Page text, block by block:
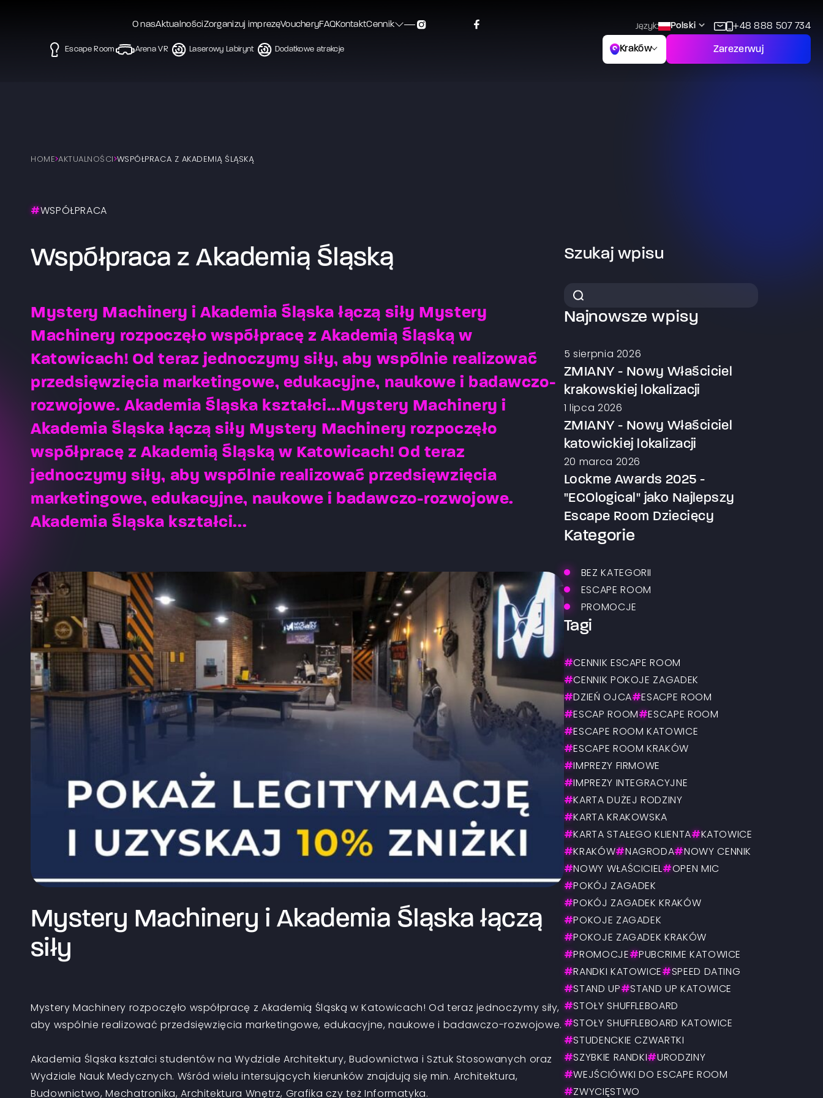
O nasAktualnościZorganizuj imprezęVoucheryFAQKontaktCennik
Escape Room Arena VR Laserowy Labirynt Dodatkowe atrakcje
Język: Polski +48 888 507 734
Kraków Zarezerwuj
HOME AKTUALNOŚCI WSPÓŁPRACA Z AKADEMIĄ ŚLĄSKĄ
#WSPÓŁPRACA
Współpraca z Akademią Śląską
Mystery Machinery i Akademia Śląska łączą siły Mystery
Machinery rozpoczęło współpracę z Akademią Śląską w
Katowicach! Od teraz jednoczymy siły, aby wspólnie realizować
przedsięwzięcia marketingowe, edukacyjne, naukowe i badawczo-
rozwojowe. Akademia Śląska kształci...Mystery Machinery i
Akademia Śląska łączą siły Mystery Machinery rozpoczęło
współpracę z Akademią Śląską w Katowicach! Od teraz
jednoczymy siły, aby wspólnie realizować przedsięwzięcia
marketingowe, edukacyjne, naukowe i badawczo-rozwojowe.
Akademia Śląska kształci...
Mystery Machinery i Akademia Śląska łączą
siły
Mystery Machinery rozpoczęło współpracę z Akademią Śląską w Katowicach! Od teraz jednoczymy siły,
aby wspólnie realizować przedsięwzięcia marketingowe, edukacyjne, naukowe i badawczo-rozwojowe.
Akademia Śląska kształci studentów na Wydziale Architektury, Budownictwa i Sztuk Stosowanych oraz
Wydziale Nauk Medycznych. Wśród wielu intersujących kierunków znajdują się min. Architektura,
Budownictwo, Mechatronika, Architektura Wnętrz, Grafika czy też Informatyka.
Szukaj wpisu
Najnowsze wpisy
5 sierpnia 2026
ZMIANY - Nowy Właściciel
krakowskiej lokalizacji
1 lipca 2026
ZMIANY - Nowy Właściciel
katowickiej lokalizacji
20 marca 2026
Lockme Awards 2025 -
"ECOlogical" jako Najlepszy
Escape Room Dziecięcy
Kategorie
BEZ KATEGORII
ESCAPE ROOM
PROMOCJE
Tagi
#CENNIK ESCAPE ROOM
#CENNIK POKOJE ZAGADEK
#DZIEŃ OJCA#ESACPE ROOM
#ESCAP ROOM #ESCAPE ROOM
#ESCAPE ROOM KATOWICE
#ESCAPE ROOM KRAKÓW
# IMPREZY FIRMOWE
# IMPREZY INTEGRACYJNE
#KARTA DUŻEJ RODZINY
#KARTA KRAKOWSKA
#KARTA STAŁEGO KLIENTA# KATOWICE
#KRAKÓW# NAGRODA# NOWY CENNIK
#NOWY WŁAŚCICIEL#OPEN MIC
#POKÓJ ZAGADEK
#POKÓJ ZAGADEK KRAKÓW
#POKOJE ZAGADEK
#POKOJE ZAGADEK KRAKÓW
#PROMOCJE#PUBCRIME KATOWICE
#RANDKI KATOWICE#SPEED DATING
#STAND UP#STAND UP KATOWICE
#STOŁY SHUFFLEBOARD
#STOŁY SHUFFLEBOARD KATOWICE
#STUDENCKIE CZWARTKI
#SZYBKIE RANDKI #URODZINY
#WEJŚCIÓWKI DO ESCAPE ROOM
#ZWYCIĘSTWO